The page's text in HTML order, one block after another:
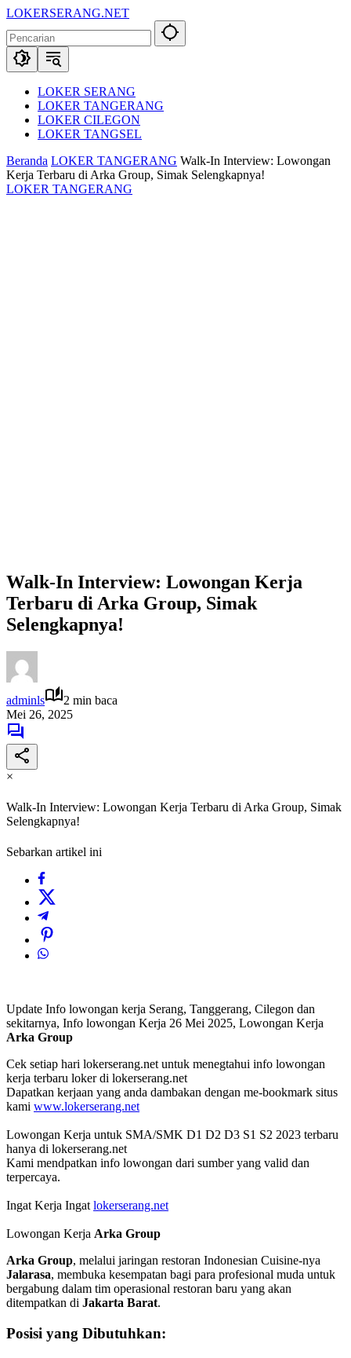
Langsung
konten
LOKERSERANG.NET
Lowongan
Kerja
Serang
SekitarnyaLOKER SERANG
LOKER TANGERANG
LOKER CILEGON
LOKER TANGSEL
Beranda LOKER TANGERANG Walk-In Interview: Lowongan
Kerja Terbaru di Arka Group, Simak Selengkapnya!
LOKER TANGERANG
Walk-In Interview: Lowongan Kerja
Terbaru di Arka Group, Simak
Selengkapnya!
adminls
2 min baca
Mei 26, 2025
×
Walk-In Interview: Lowongan Kerja Terbaru di Arka Group, Simak
Selengkapnya!
Sebarkan artikel ini
Update Info lowongan kerja Serang, Tanggerang, Cilegon dan
sekitarnya, Info lowongan Kerja 26 Mei 2025, Lowongan Kerja
Arka Group
Cek setiap hari lokerserang.net untuk menegtahui info lowongan
kerja terbaru loker di lokerserang.net
Dapatkan kerjaan yang anda dambakan dengan me-bookmark situs
kami www.lokerserang.net
Lowongan Kerja untuk SMA/SMK D1 D2 D3 S1 S2 2023 terbaru
hanya di lokerserang.net
Kami mendpatkan info lowongan dari sumber yang valid dan
terpercaya.
Ingat Kerja Ingat lokerserang.net
Lowongan Kerja Arka Group
Arka Group, melalui jaringan restoran Indonesian Cuisine-nya
Jalarasa, membuka kesempatan bagi para profesional muda untuk
bergabung dalam tim operasional restoran baru yang akan
ditempatkan di Jakarta Barat.
Posisi yang Dibutuhkan: